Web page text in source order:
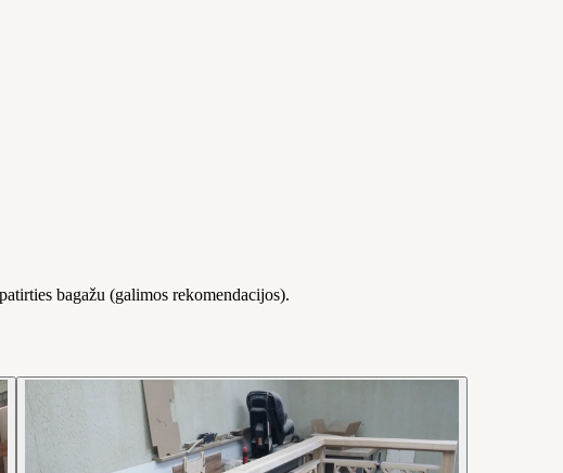
bagažu (galimos rekomendacijos).